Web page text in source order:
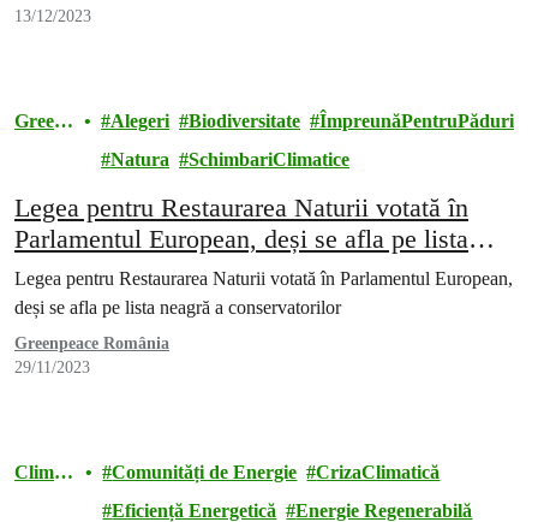
13/12/2023
Green
Alegeri Biodiversitate
ÎmpreunăPentruPăduri
Natura
SchimbariClimatice
Legea pentru Restaurarea Naturii votată în
Parlamentul European, deși se afla pe lista
neagră a conservatorilor
Legea pentru Restaurarea Naturii votată în Parlamentul European,
deși se afla pe lista neagră a conservatorilor
Greenpeace România
29/11/2023
Climă
Comunități de Energie
CrizaClimatică
Eficiență Energetică
Energie Regenerabilă